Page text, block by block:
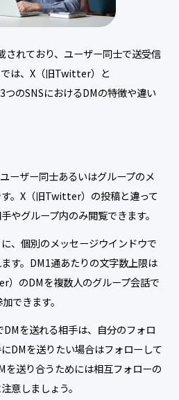
されており、ユーザー同士で送受信
は、X（旧Twitter）と
のSNSにおけるDMの特徴や違い
ーザー同士あるいはグループのメ
。X（旧Twitter）の投稿と違って
やグループ内のみ閲覧できます。
、個別のメッセージウインドウで
す。DM1通あたりの文字数上限は
）のDMを複数人のグループ会話で
できます。
を送れる相手は、自分のフォロ
DMを送りたい場合はフォローして
を送り合うためには相互フォローの
意しましょう。